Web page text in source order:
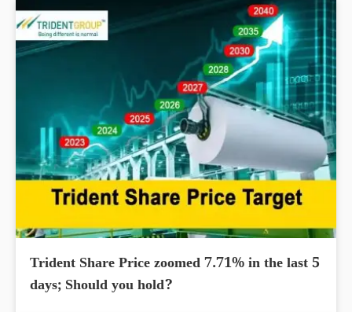
Trident Share Price zoomed 7.71% in the last 5
days; Should you hold?